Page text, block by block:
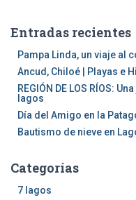
r
Entradas recientes
Pampa Linda, un viaje al
Ancud, Chiloé | Playas e
REGIÓN DE LOS RÍOS:
lagos
Día del Amigo en la
Bautismo de nieve en
Categorías
7 lagos